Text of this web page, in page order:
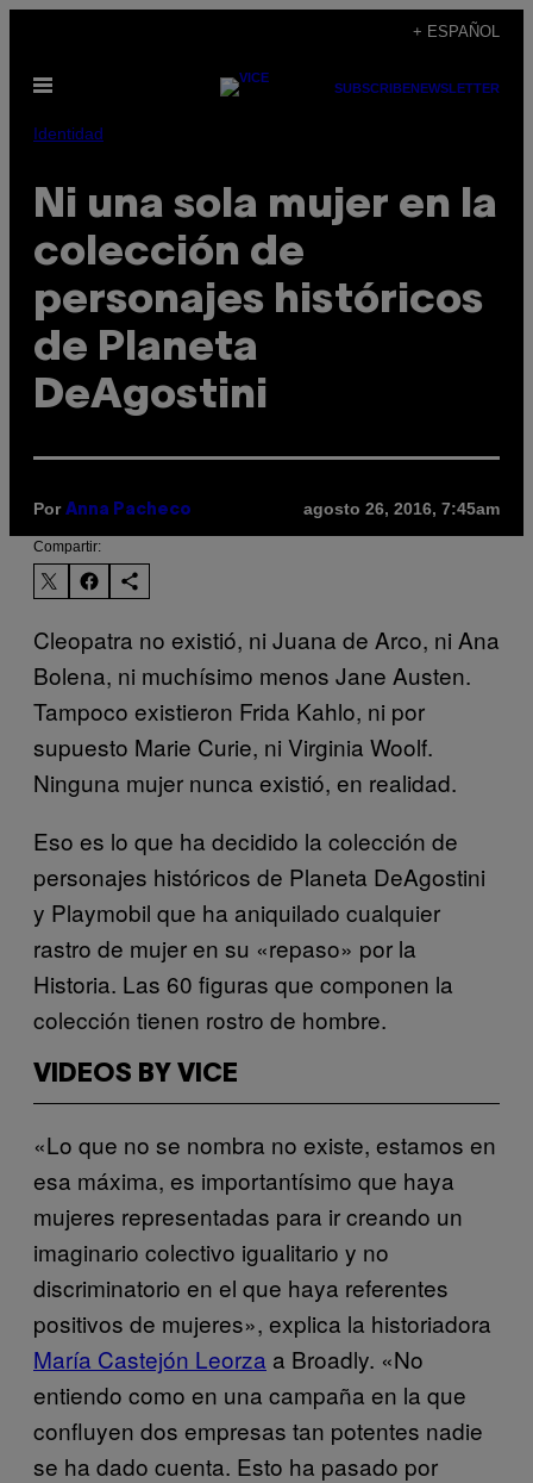
contenido
+ ESPAÑOL
Abrir
SUBSCRIBENEWSLETTER
Identidad
Ni una sola mujer en la
colección de
personajes históricos
de Planeta
DeAgostini
Por Anna Pacheco agosto 26, 2016, 7:45am
Compartir:
Cleopatra no existió, ni Juana de Arco, ni Ana
Bolena, ni muchísimo menos Jane Austen.
Tampoco existieron Frida Kahlo, ni por
supuesto Marie Curie, ni Virginia Woolf.
Ninguna mujer nunca existió, en realidad.
Eso es lo que ha decidido la colección de
personajes históricos de Planeta DeAgostini
y Playmobil que ha aniquilado cualquier
rastro de mujer en su «repaso» por la
Historia. Las 60 figuras que componen la
colección tienen rostro de hombre.
VIDEOS BY VICE
«Lo que no se nombra no existe, estamos en
esa máxima, es importantísimo que haya
mujeres representadas para ir creando un
imaginario colectivo igualitario y no
discriminatorio en el que haya referentes
positivos de mujeres», explica la historiadora
María Castejón Leorza a Broadly. «No
entiendo como en una campaña en la que
confluyen dos empresas tan potentes nadie
se ha dado cuenta. Esto ha pasado por